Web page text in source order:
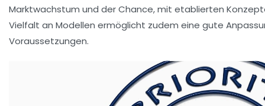
Marktwachstum und der Chance, mit etablierten
Vielfalt an Modellen ermöglicht zudem eine gute
Voraussetzungen.